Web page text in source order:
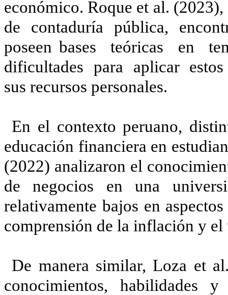
económico. Roque et al.
de contaduría pública,
poseen bases teóricas en
dificultades para aplicar estos
sus recursos personales.
En el contexto peruano,
educación financiera en
(2022) analizaron el
de negocios en una
relativamente bajos en
comprensión de la inflación y el
De manera similar, Loza et
conocimientos, habilidades